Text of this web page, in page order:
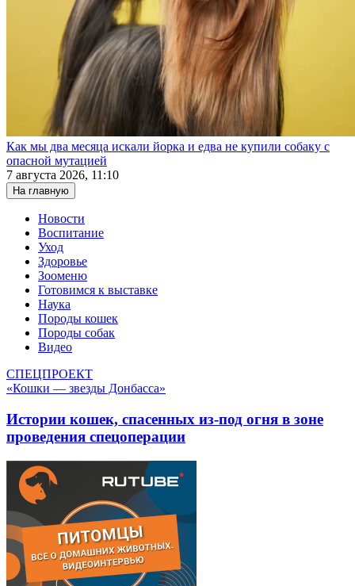
Как мы два месяца искали йорка и едва не купили собаку с
опасной мутацией
7 августа 2026, 11:10
На главную
Новости
Воспитание
Уход
Здоровье
Зооменю
Готовимся к выставке
Наука
Породы кошек
Породы собак
Видео
СПЕЦПРОЕКТ
«Кошки — звезды Донбасса»
Истории кошек, спасенных из-под огня в зоне
проведения спецоперации